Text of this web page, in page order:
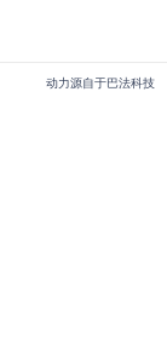
动力源自于巴法科技